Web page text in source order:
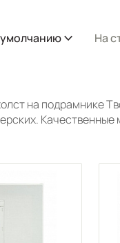
На
на подрамнике